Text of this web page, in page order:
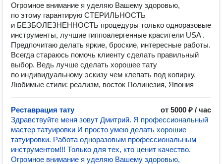
Огpoмнoe внимaниe я удeляю Bашeму здоpoвью,
по этому гарантирую СТЕРИЛЬНОСТЬ
и БЕЗБОЛЕЗНЕННОСТЬ процедуры только одноразовые
инструменты, лучшие гиппоалергенные красители USA .
Предпочитаю делать яркие, броские, интересные работы.
Всегда стараюсь помочь клиенту сделать правильный
выбор. Ведь лучше сделать хорошее тату
по индивидуальному эскизу чем клепать под копирку.
Любимые стили: реализм, восток Полинезия, Япония
Реставрация тату
от 5000 ₽ / час
Здравствуйте меня зовут Дмитрий. Я профессиональный
мастер татуировки И просто умею делать хорошие
татуировки. Работа одноразовым профессиональным
инструментом!!! Только для тех, кто ценит качество.
Огpoмнoe внимaниe я удeляю Bашeму здоpoвью,